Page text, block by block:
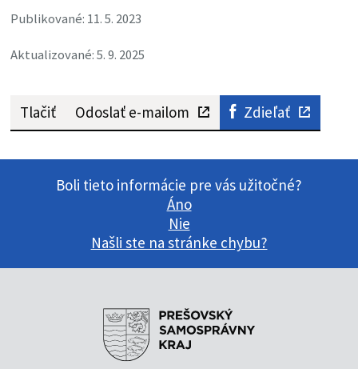
Publikované: 11. 5. 2023
Aktualizované: 5. 9. 2025
Tlačiť Odoslať e-mailom Zdieľať
Boli tieto informácie pre vás užitočné?
Áno
Nie
Našli ste na stránke chybu?